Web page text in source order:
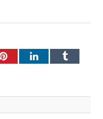
PinterestLinkedInTumblr